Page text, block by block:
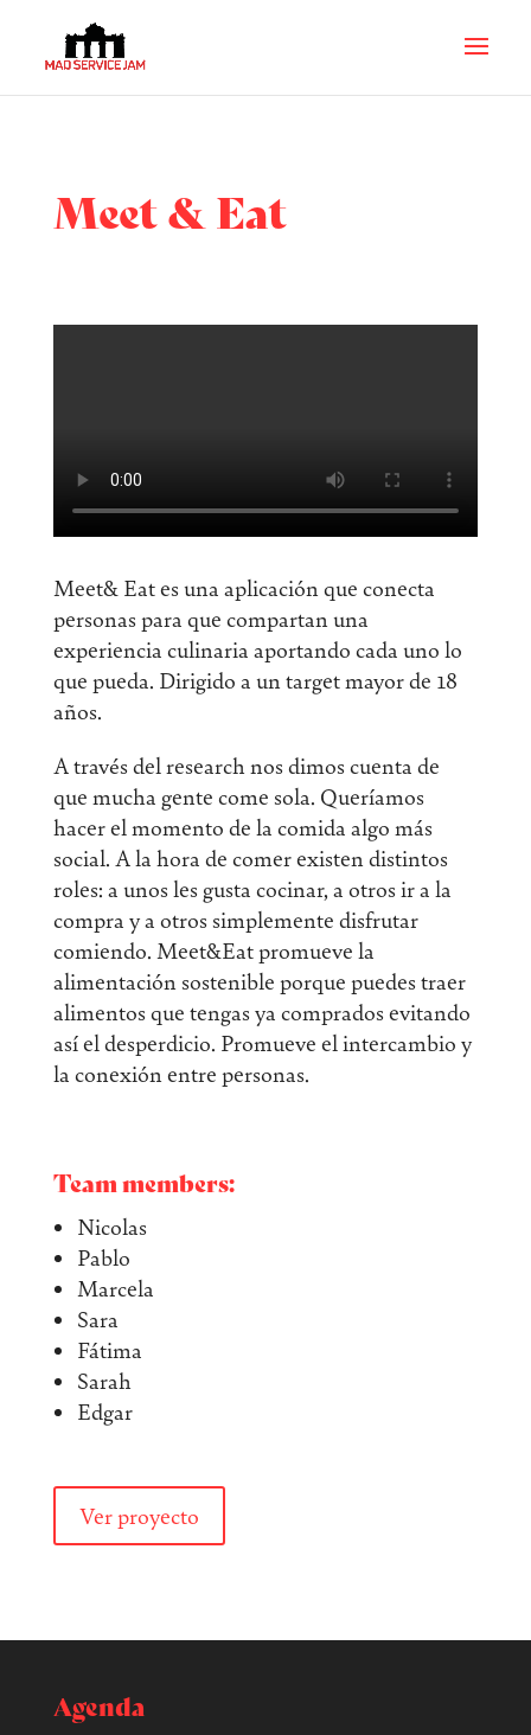
Meet & Eat
Meet& Eat es una aplicación que conecta
personas para que compartan una
experiencia culinaria aportando cada uno lo
que pueda. Dirigido a un target mayor de 18
años.
A través del research nos dimos cuenta de
que mucha gente come sola. Queríamos
hacer el momento de la comida algo más
social. A la hora de comer existen distintos
roles: a unos les gusta cocinar, a otros ir a la
compra y a otros simplemente disfrutar
comiendo. Meet&Eat promueve la
alimentación sostenible porque puedes traer
alimentos que tengas ya comprados evitando
así el desperdicio. Promueve el intercambio y
la conexión entre personas.
Team members:
Nicolas
Pablo
Marcela
Sara
Fátima
Sarah
Edgar
Ver proyecto
Agenda